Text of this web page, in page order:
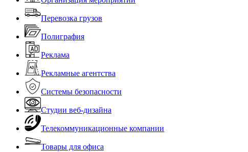
Перевозка грузов
Полиграфия
Реклама
Рекламные агентства
Системы безопасности
Студии веб-дизайна
Телекоммуникационные компании
Товары для офиса